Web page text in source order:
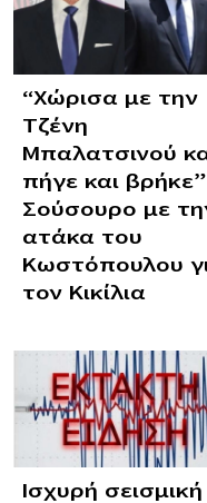
“Χώρισα με την
Τζένη
Μπαλατσινού
πήγε και βρήκε”
Σούσουρο με
ατάκα του
Κωστόπουλου
τον Κικίλια
Ισχυρή σεισμική